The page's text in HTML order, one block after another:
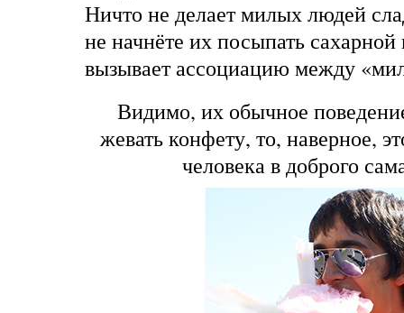
Ничто не делает милых людей
не начнёте их посыпать
вызывает ассоциацию между
Видимо, их обычное
жевать конфету, то, наверное,
человека в доброго